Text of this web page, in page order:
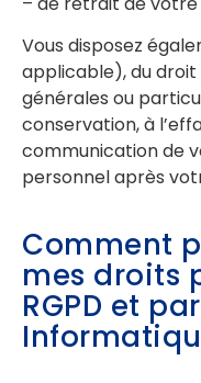
Vous disposez
applicable), du
générales ou
conservation, à
communication de
personnel après
Comment
mes droits
RGPD et